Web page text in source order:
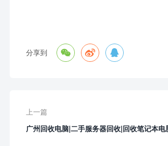
分享到
上一篇
广州回收电脑|二手服务器回收|回收笔记本